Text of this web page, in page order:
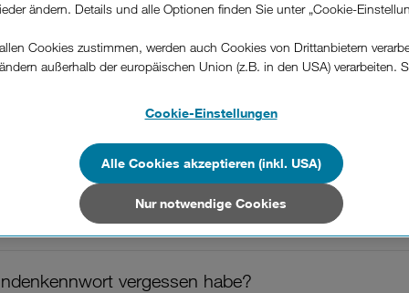
War diese Information hilfreich?
Feedback
finde ich es?
vergessen habe?
ändern. Details und alle Optionen finden Sie unter „Cookie-
Cookies zustimmen, werden auch Cookies von Drittanbietern
außerhalb der europäischen Union (z.B. in den USA) verarbeiten.
Unternehmen in Drittstaaten, die ein ähnliches Datenschutzniveau wie
Union aufweisen (z.B. Data Privacy Framework), werden wie
„Nur notwendige Cookies“ wählen, dann sind für Sie nur jene Cookies
dieser Website unerlässlich sind.
Cookie-Einstellungen
Nur notwendige Cookies
Alle Cookies akzeptieren (inkl. USA)